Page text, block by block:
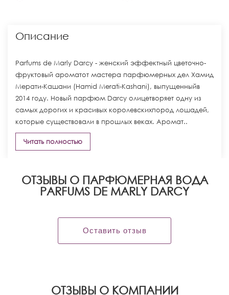
Описание
Parfums de Marly Darcy - женский эффектный цветочно-
фруктовый ароматот мастера парфюмерных дел Хамид
Мерати-Кашани (Hamid Merati-Kashani), выпущенныйв
2014 году. Новый парфюм Darcy олицетворяет одну из
самых дорогих и красивых королевскихпород лошадей,
которые существовали в прошлых веках. Аромат..
Читать полностью
ОТЗЫВЫ О ПАРФЮМЕРНАЯ ВОДА
PARFUMS DE MARLY DARCY
Оставить отзыв
OТЗЫВЫ О КОМПАНИИ